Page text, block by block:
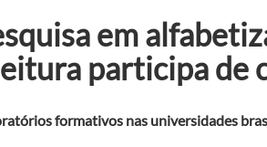
em
participa de
formativos nas universidades